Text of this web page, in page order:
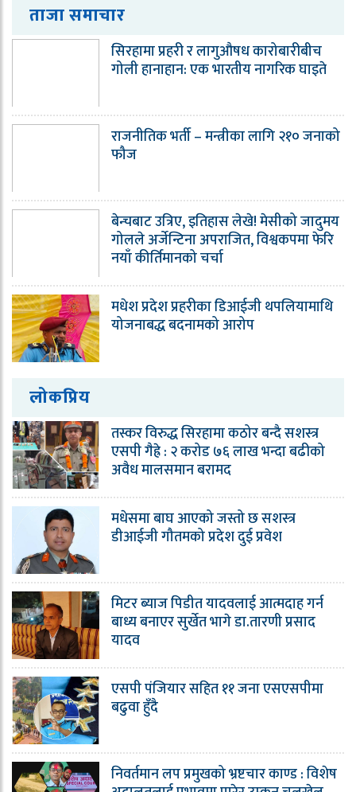
ताजा समाचार
सिरहामा प्रहरी र लागुऔषध कारोबारीबीच
गोली हानाहान: एक भारतीय नागरिक घाइते
राजनीतिक भर्ती – मन्त्रीका लागि २१० जनाको
फौज
बेन्चबाट उत्रिए, इतिहास लेखे! मेसीको जादुमय
गोलले अर्जेन्टिना अपराजित, विश्वकपमा फेरि
नयाँ कीर्तिमानको चर्चा
मधेश प्रदेश प्रहरीका डिआईजी थपलियामाथि
योजनाबद्ध बदनामको आरोप
लोकप्रिय
तस्कर विरुद्ध सिरहामा कठोर बन्दै सशस्त्र
एसपी गैह्रे : २ करोड ७६ लाख भन्दा बढीको
अवैध मालसमान बरामद
मधेसमा बाघ आएको जस्तो छ सशस्त्र
डीआईजी गौतमको प्रदेश दुई प्रवेश
मिटर ब्याज पिडीत यादवलाई आत्मदाह गर्न
बाध्य बनाएर सुर्खेत भागे डा.तारणी प्रसाद
यादव
एसपी पंजियार सहित ११ जना एसएसपीमा
बढुवा हुँदै
निवर्तमान लप प्रमुखको भ्रष्टचार काण्ड : विशेष